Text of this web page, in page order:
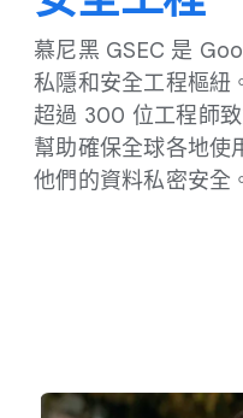
慕尼黑 GSEC 是
私隱​和​安全​工程​樞紐
超過 300 位​工程師​
幫助確保​全球​各​地​使
他們​的​資料​私​密​安全